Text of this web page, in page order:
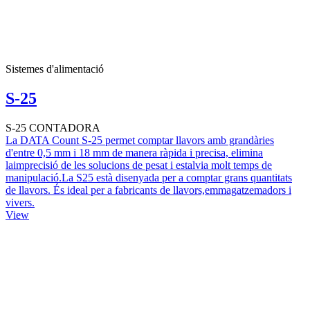
Sistemes d'alimentació
S-25
S-25 CONTADORA
La DATA Count S-25 permet comptar llavors amb grandàries
d'entre 0,5 mm i 18 mm de manera ràpida i precisa, elimina
laimprecisió de les solucions de pesat i estalvia molt temps de
manipulació.La S25 està disenyada per a comptar grans quantitats
de llavors. És ideal per a fabricants de llavors,emmagatzemadors i
vivers.
View